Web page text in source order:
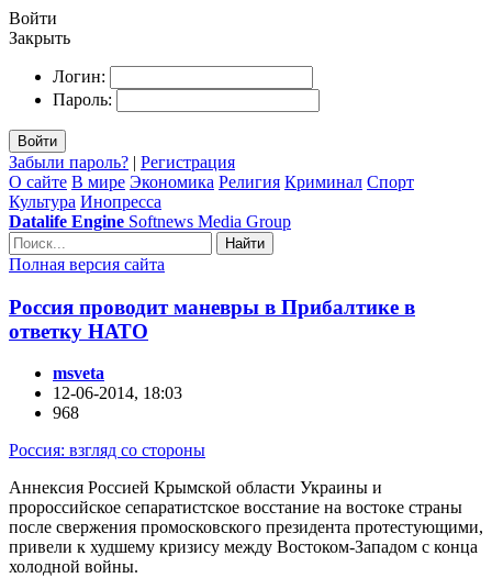
Войти
Закрыть
Логин:
Пароль:
Войти
Забыли пароль? | Регистрация
О сайте В мире Экономика Религия Криминал Спорт
Культура Инопресса
Datalife Engine Softnews Media Group
Найти
Полная версия сайта
Россия проводит маневры в Прибалтике в
ответку НАТО
msveta
12-06-2014, 18:03
968
Россия: взгляд со стороны
Аннексия Россией Крымской области Украины и
пророссийское сепаратистское восстание на востоке страны
после свержения промосковского президента протестующими,
привели к худшему кризису между Востоком-Западом с конца
холодной войны.